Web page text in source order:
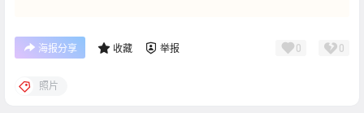
海报分享 收藏 举报 0 0
照片